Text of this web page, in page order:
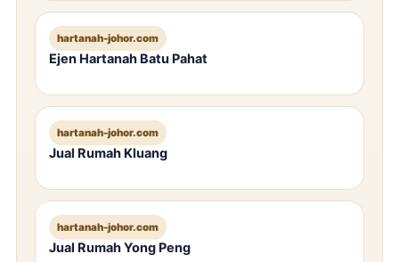
hartanah-johor.com
Ejen Hartanah Batu Pahat
hartanah-johor.com
Jual Rumah Kluang
hartanah-johor.com
Jual Rumah Yong Peng